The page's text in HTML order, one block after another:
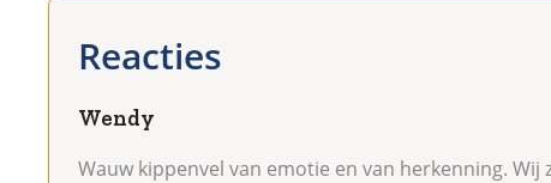
Wendy
Wauw kippenvel van emotie en van herkenning.